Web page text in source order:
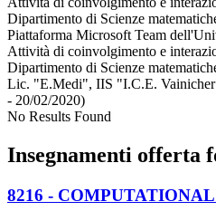
Dipartimento di Scienze
Piattaforma Microsoft Team
Attività di coinvolgimento e
Dipartimento di Scienze
Lic. "E.Medi", IIS "I.C.E.
- 20/02/2020)
No Results Found
Insegnamenti offerta
8216 -